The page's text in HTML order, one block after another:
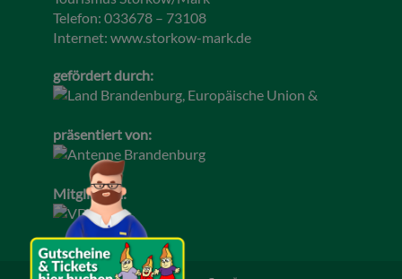
Telefon: 033678 – 73108
Internet: www.storkow-mark.de
gefördert durch:
präsentiert von:
Mitglied im: